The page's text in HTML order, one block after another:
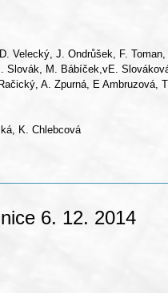
Velecký, J. Ondrůšek, F. Toman,
Slovák, M. Bábíček,vE.
A. Zpurná, E Ambruzová,
K. Chlebcová
6. 12. 2014